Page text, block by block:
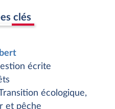
clés
écrite
écologique,
et pêche